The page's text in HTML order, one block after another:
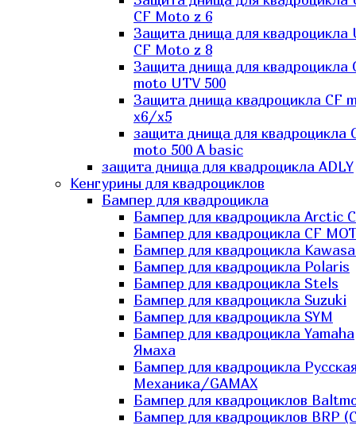
CF Moto z 6
Защита днища для квадроцикла
CF Moto z 8
Защита днища для квадроцикла
moto UTV 500
Защита днища квадроцикла СF
x6/x5
защита днища для квадроцикла
moto 500 A basic
защита днища для квадроцикла ADLY
Кенгурины для квадроциклов
Бампер для квадроцикла
Бампер для квадроцикла Arctic
Бампер для квадроцикла CF
Бампер для квадроцикла
Бампер для квадроцикла Polaris
Бампер для квадроцикла Stels
Бампер для квадроцикла Suzuki
Бампер для квадроцикла SYM
Бампер для квадроцикла Yamaha
Ямаха
Бампер для квадроцикла
Механика/GAMAX
Бампер для квадроциклов
Бампер для квадроциклов BRP